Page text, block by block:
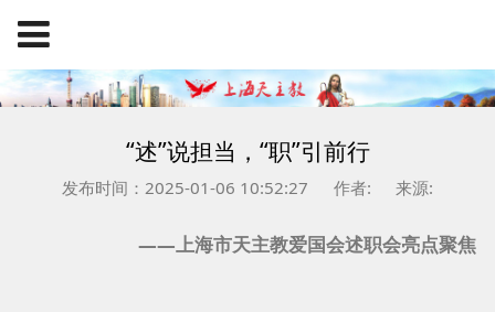
“述”说担当，“职”引前行
发布时间：2025-01-06 10:52:27 作者: 来源:
——上海市天主教爱国会述职会亮点聚焦